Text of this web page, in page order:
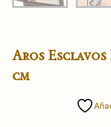
Aros Esclavos
cm